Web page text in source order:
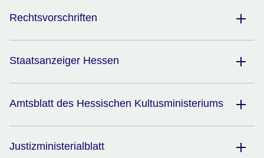
Rechtsvorschriften
Staatsanzeiger Hessen
Amtsblatt des Hessischen Kultusministeriums
Justizministerialblatt